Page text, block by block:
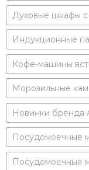
Духовые шкафы с
Индукционные
Кофе-машины
Морозильные
Новинки бренда
Посудомоечные
Посудомоечные